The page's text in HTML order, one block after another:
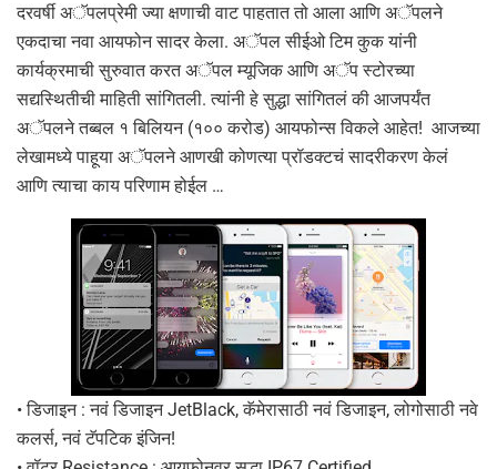
दरवर्षी अॅपलप्रेमी ज्या क्षणाची वाट पाहतात तो आला आणि अॅपलने
एकदाचा नवा आयफोन सादर केला. अॅपल सीईओ टिम कुक यांनी
कार्यक्रमाची सुरुवात करत अॅपल म्यूजिक आणि अॅप स्टोरच्या
सद्यस्थितीची माहिती सांगितली. त्यांनी हे सुद्धा सांगितलं की आजपर्यंत
अॅपलने तब्बल १ बिलियन (१०० करोड) आयफोन्स विकले आहेत! आजच्या
लेखामध्ये पाहूया अॅपलने आणखी कोणत्या प्रॉडक्टचं सादरीकरण केलं
आणि त्याचा काय परिणाम होईल …
• डिजाइन : नवं डिजाइन JetBlack, कॅमेरासाठी नवं डिजाइन, लोगोसाठी नवे
कलर्स, नवं टॅपटिक इंजिन!